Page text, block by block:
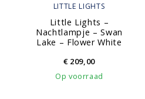
LITTLE LIGHTS
Little Lights –
Nachtlampje – Swan
Lake – Flower White
€209,00
Op voorraad